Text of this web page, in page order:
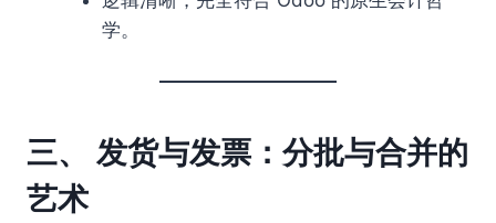
学。
三、 发货与发票：分批与合并的
艺术